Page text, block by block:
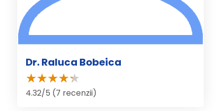
Dr. Raluca Bobeica
4.32/5 (7 recenzii)